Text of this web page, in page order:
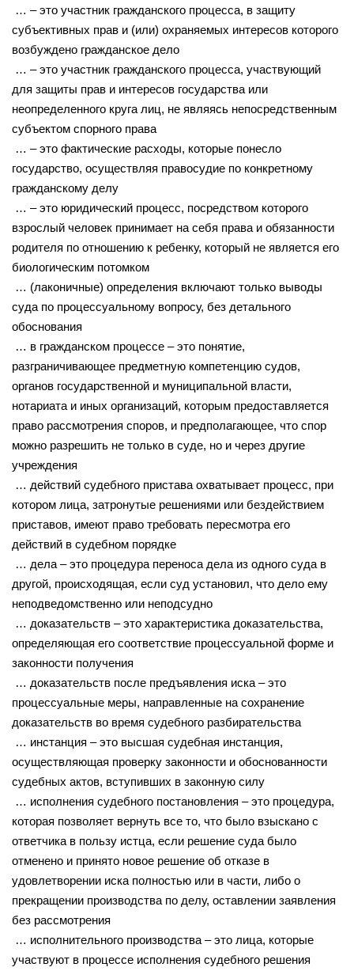
… – это участник гражданского процесса, в защиту
субъективных прав и (или) охраняемых интересов которого
возбуждено гражданское дело
… – это участник гражданского процесса, участвующий
для защиты прав и интересов государства или
неопределенного круга лиц, не являясь непосредственным
субъектом спорного права
… – это фактические расходы, которые понесло
государство, осуществляя правосудие по конкретному
гражданскому делу
… – это юридический процесс, посредством которого
взрослый человек принимает на себя права и обязанности
родителя по отношению к ребенку, который не является его
биологическим потомком
… (лаконичные) определения включают только выводы
суда по процессуальному вопросу, без детального
обоснования
… в гражданском процессе – это понятие,
разграничивающее предметную компетенцию судов,
органов государственной и муниципальной власти,
нотариата и иных организаций, которым предоставляется
право рассмотрения споров, и предполагающее, что спор
можно разрешить не только в суде, но и через другие
учреждения
… действий судебного пристава охватывает процесс, при
котором лица, затронутые решениями или бездействием
приставов, имеют право требовать пересмотра его
действий в судебном порядке
… дела – это процедура переноса дела из одного суда в
другой, происходящая, если суд установил, что дело ему
неподведомственно или неподсудно
… доказательств – это характеристика доказательства,
определяющая его соответствие процессуальной форме и
законности получения
… доказательств после предъявления иска – это
процессуальные меры, направленные на сохранение
доказательств во время судебного разбирательства
… инстанция – это высшая судебная инстанция,
осуществляющая проверку законности и обоснованности
судебных актов, вступивших в законную силу
… исполнения судебного постановления – это процедура,
которая позволяет вернуть все то, что было взыскано с
ответчика в пользу истца, если решение суда было
отменено и принято новое решение об отказе в
удовлетворении иска полностью или в части, либо о
прекращении производства по делу, оставлении заявления
без рассмотрения
… исполнительного производства – это лица, которые
участвуют в процессе исполнения судебного решения